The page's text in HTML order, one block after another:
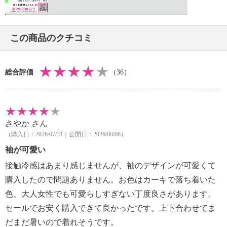
・長時間照射による変退色注意
・単品洗い
【原産国（地）】
この商品のクチコミ
総合評価 （36）
さやか さん
（購入日：2026/07/31｜公開日：2026/08/06）
袖が可愛い
接触冷感はあまり感じませんが、袖のデザインが可愛くて
購入したので問題ありません。お色はカーキで落ち着いた
色、大人女性でも可愛らしすぎない丁度良さがあります。
セールでお安く購入できて良かったです。上下合わせてま
だまだ暑いので着れそうです。